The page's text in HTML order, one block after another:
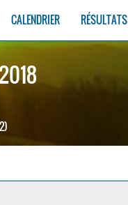
CALENDRIER RÉSULTATS